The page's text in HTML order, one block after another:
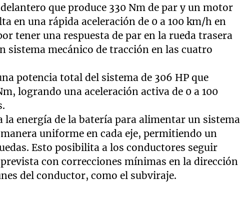
que produce 330 Nm de par y un motor
en una rápida aceleración de 0 a 100 km/h en
tener una respuesta de par en la rueda trasera
sistema mecánico de tracción en las cuatro
potencia total del sistema de 306 HP que
logrando una aceleración activa de 0 a 100
la energía de la batería para alimentar un sistema
uniforme en cada eje, permitiendo un
Esto posibilita a los conductores seguir
con correcciones mínimas en la dirección
del conductor, como el subviraje.